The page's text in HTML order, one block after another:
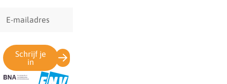
mailadres
Schrijf je
in